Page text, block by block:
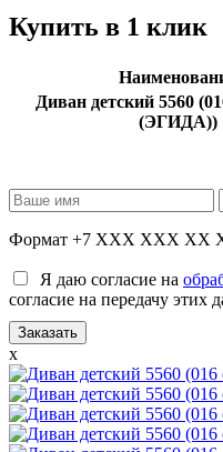
Купить в 1 клик
Диван детский 5560
(ЭГИДА))
Формат +7 XXX XXX XX
Я даю согласие на
согласие на передачу этих
x